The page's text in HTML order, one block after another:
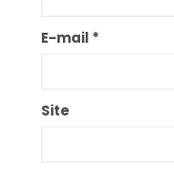
E-mail *
Site